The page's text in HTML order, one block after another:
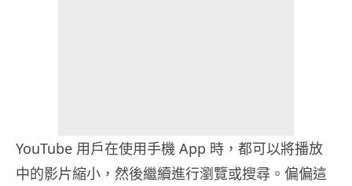
YouTube 用戶在使用手機 App 時，都可以將播放
中的影片縮小，然後繼續進行瀏覽或搜尋。偏偏這